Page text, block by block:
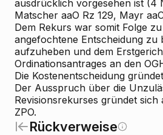
ausdrücklich vorgesehen ist (4
Matscher aaO Rz 129, Mayr
Dem Rekurs war somit Folge
angefochtene Entscheidung zu
aufzuheben und dem
Ordinationsantrages an den
Die Kostenentscheidung
Der Ausspruch über die
Revisionsrekurses gründet sich
ZPO.
Rückverweise